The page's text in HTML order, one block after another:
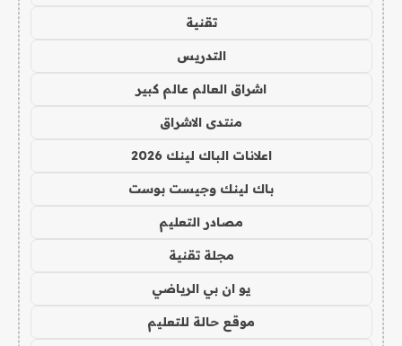
تقنية
التدريس
اشراق العالم عالم كبير
منتدى الاشراق
اعلانات الباك لينك 2026
باك لينك وجيست بوست
مصادر التعليم
مجلة تقنية
يو ان بي الرياضي
موقع حالة للتعليم